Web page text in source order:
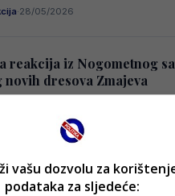
·28/05/2026
reakcija iz Nogometnog
novih dresova Zmajeva
službenog logotipa
Fudbalskog saveza
prevashodno
sportska…
vašu dozvolu za
podataka za sljedeće: